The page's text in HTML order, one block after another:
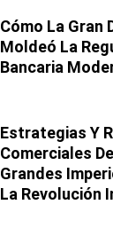
Cómo La Gran
Moldeó La
Bancaria
Estrategias Y
Comerciales
Grandes
La Revolución